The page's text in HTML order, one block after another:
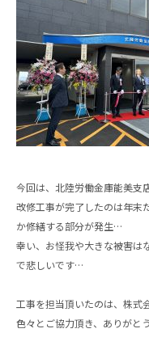
今回は、北陸労働金庫能美支
改修工事が完了したのは年末
か修繕する部分が発生…
幸い、お怪我や大きな被害は
で悲しいです…
工事を担当頂いたのは、株式
色々とご協力頂き、ありがと